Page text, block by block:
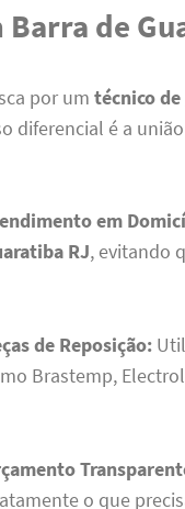
Barra de
por umtécnico
diferencial é a
em
RJ, evitando
de Reposição:
Brastemp,
o que